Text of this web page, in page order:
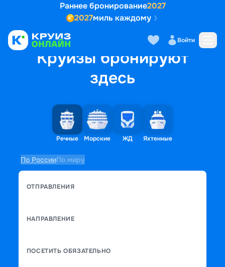
Раннее бронирование2027
2027миль каждому
Войти
Круизы бронируют
здесь
Речные Морские ЖД Яхтенные
По РоссииПо миру
ОТПРАВЛЕНИЯ
НАПРАВЛЕНИЕ
ПОСЕТИТЬ ОБЯЗАТЕЛЬНО